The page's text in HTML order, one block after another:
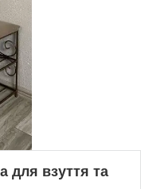
для взуття та